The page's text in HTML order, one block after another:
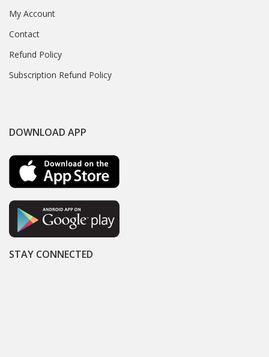
My Account
Contact
Refund Policy
Subscription Refund Policy
DOWNLOAD APP
STAY CONNECTED